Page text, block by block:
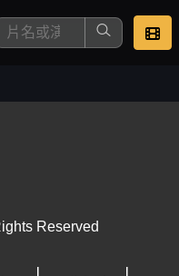
Reserved